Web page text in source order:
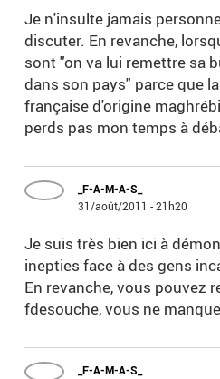
Je n'insulte jamais
discuter. En revanche,
sont "on va lui remettre sa
dans son pays" parce que
française d'origine
perds pas mon temps à
_F-A-M-A-S_
31/août/2011 - 21h20
Je suis très bien ici à
inepties face à des gens
En revanche, vous pouvez
fdesouche, vous ne
_F-A-M-A-S_